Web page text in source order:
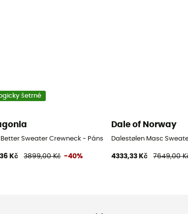
šetrné
Better Sweater Crewneck - Pánská mikina
Kč 3899,00 Kč -40%
Dale of Norway
Dalestølen Masc
4333,33 Kč 7649,00